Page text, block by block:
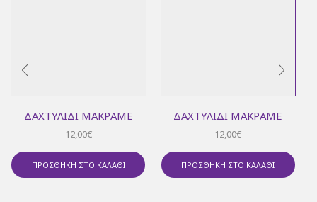
ΔΑΧΤΥΛΊΔΙ ΜΑΚΡΑΜΈ
12,00€
ΠΡΟΣΘΉΚΗ ΣΤΟ ΚΑΛΆΘΙ
ΔΑΧΤΥΛΊΔΙ ΜΑΚΡΑΜΈ
12,00€
ΠΡΟΣΘΉΚΗ ΣΤΟ ΚΑΛΆΘΙ